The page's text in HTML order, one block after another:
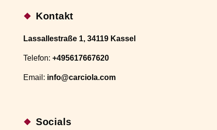
Kontakt
Lassallestraße 1, 34119 Kassel
Telefon: +495617667620
Email: info@carciola.com
Socials